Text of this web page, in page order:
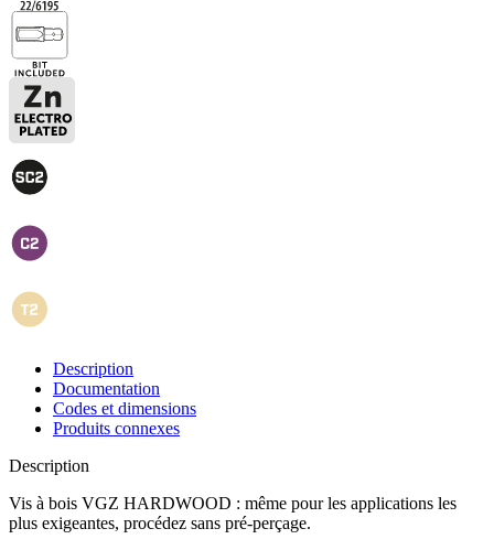
Description
Documentation
Codes et dimensions
Produits connexes
Description
Vis à bois VGZ HARDWOOD : même pour les applications les
plus exigeantes, procédez sans pré-perçage.